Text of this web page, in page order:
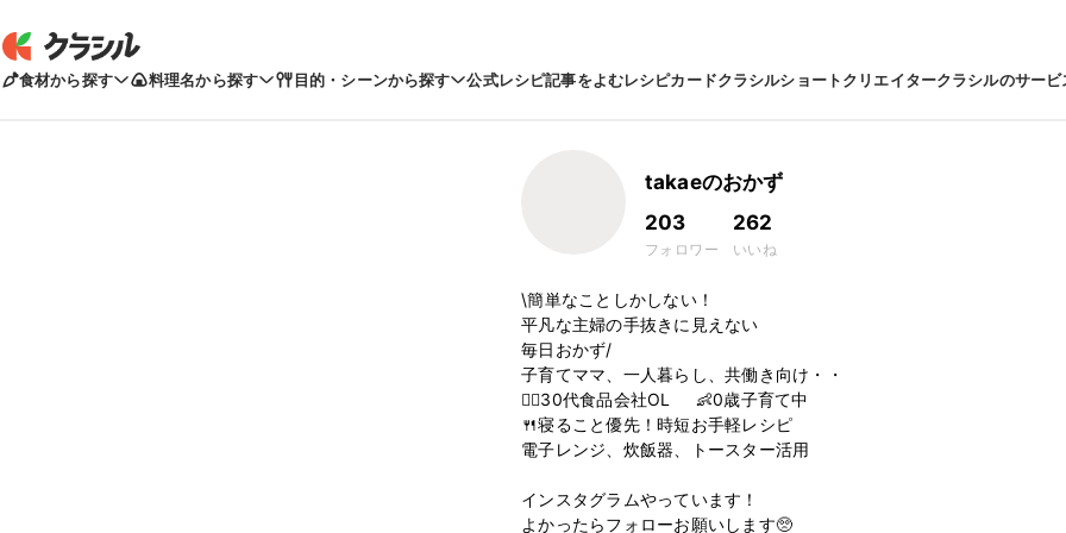
食材から探す 料理名から探す 目的・シーンから探す 公式レシピ記事をよむレシピカードクラシルショートクリエイタークラシルのサービ
takaeのおかず
203
フォロワー
262
いいね
\簡単なことしかしない！
平凡な主婦の手抜きに見えない
毎日おかず/
子育てママ、一人暮らし、共働き向け・・
🙎‍♀️30代食品会社OL     👶0歳子育て中
🍴寝ること優先！時短お手軽レシピ
電子レンジ、炊飯器、トースター活用
インスタグラムやっています！
よかったらフォローお願いします🥺